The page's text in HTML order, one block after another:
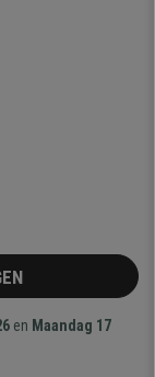
en Maandag 17